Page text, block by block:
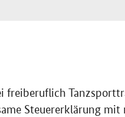
freiberuflich
Steuererklärung